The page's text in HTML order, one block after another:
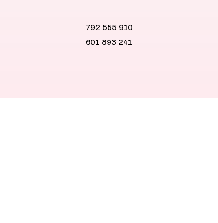
792 555 910
601 893 241